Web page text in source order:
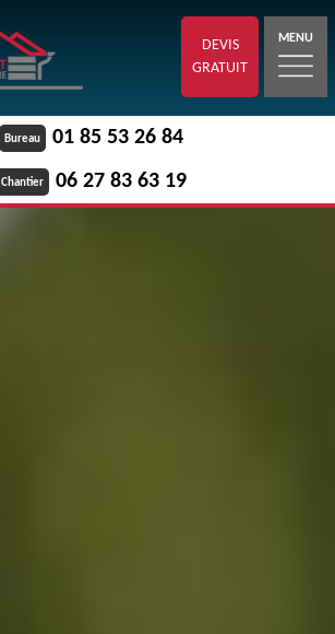
DEVIS
GRATUIT
MENU
Bureau 01 85 53 26 84
Chantier 06 27 83 63 19